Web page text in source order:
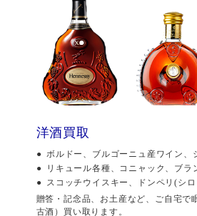
洋酒買取
ボルドー、ブルゴーニュ産ワイン、
リキュール各種、コニャック、ブラ
スコッチウイスキー、ドンペリ(シ
贈答・記念品、お土産など、ご自宅で
古酒）買い取ります。